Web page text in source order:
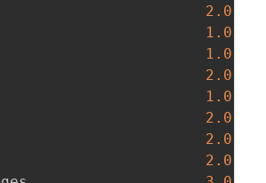
2.0
1.0
1.0
Volume 2.0
Volume 1.0
2.0
2.0
2.0